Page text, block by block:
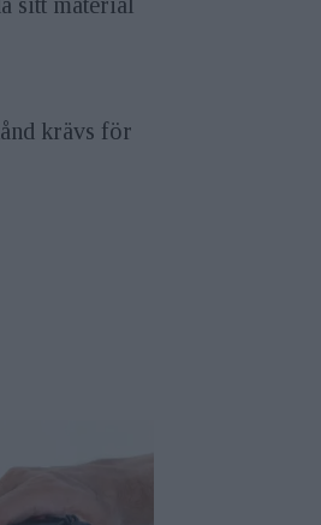
krävs för